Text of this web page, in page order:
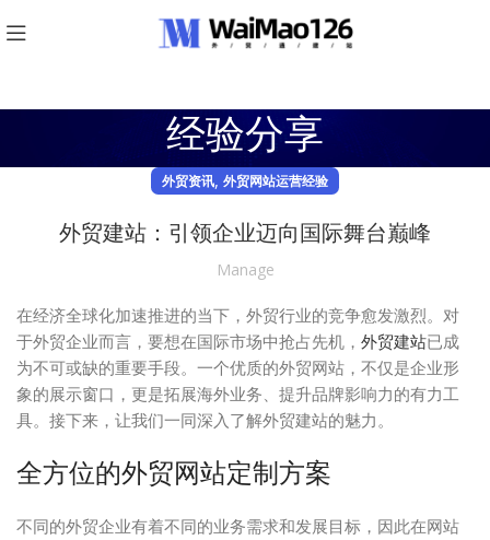
经验分享
外贸资讯, 外贸网站运营经验
外贸建站：引领企业迈向国际舞台巅峰
Manage
在经济全球化加速推进的当下，外贸行业的竞争愈发激烈。对
于外贸企业而言，要想在国际市场中抢占先机， 外贸建站已成
为不可或缺的重要手段。一个优质的外贸网站，不仅是企业形
象的展示窗口，更是拓展海外业务、提升品牌影响力的有力工
具。接下来，让我们一同深入了解外贸建站的魅力。
全方位的外贸网站定制方案
不同的外贸企业有着不同的业务需求和发展目标，因此在网站